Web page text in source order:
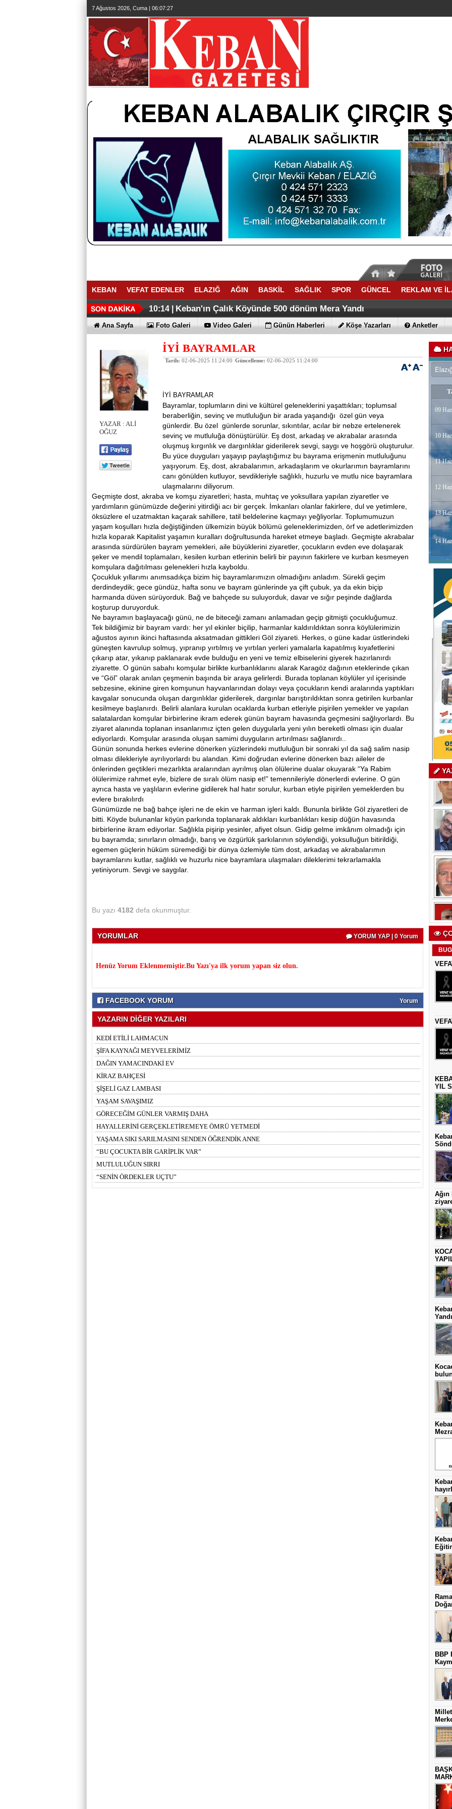
7 Ağustos 2026, Cuma | 06:07:28
KEBAN VEFAT EDENLER ELAZIĞ AĞIN BASKİL SAĞLIK SPOR GÜNCEL REKLAM VE
16:27 |ELAZIĞ İHRACATTA TARİH YAZDI
16:02 |Keban Emniyeti Yaz Kuran Kursunda Trafik Eğitimi verdi
10:14 | Keban'ın Çalık Köyünde 500 dönüm Mera Yandı
Ana Sayfa Foto Galeri Video Galeri Günün Haberleri Köşe Yazarları Anketler
YAZAR : ALİ
OĞUZ
İYİ BAYRAMLAR
Tarih: 02-06-2025 11:24:00 Güncelleme: 02-06-2025 11:24:00
İYİ BAYRAMLAR
Bayramlar, toplumların dini ve kültürel geleneklerini yaşattıkları; toplumsal
beraberliğin, sevinç ve mutluluğun bir arada yaşandığı özel gün veya
günlerdir. Bu özel günlerde sorunlar, sıkıntılar, acılar bir nebze ertelenerek
sevinç ve mutluluğa dönüştürülür. Eş dost, arkadaş ve akrabalar arasında
oluşmuş kırgınlık ve dargınlıklar giderilerek sevgi, saygı ve hoşgörü oluşturulur.
Bu yüce duyguları yaşayıp paylaştığımız bu bayrama erişmenin mutluluğunu
yaşıyorum. Eş, dost, akrabalarımın, arkadaşlarım ve okurlarımın bayramlarını
canı gönülden kutluyor, sevdikleriyle sağlıklı, huzurlu ve mutlu nice bayramlara
ulaşmalarını diliyorum.
Geçmişte dost, akraba ve komşu ziyaretleri; hasta, muhtaç ve yoksullara yapılan ziyaretler ve
yardımların günümüzde değerini yitirdiği acı bir gerçek. İmkanları olanlar fakirlere, dul ve yetimlere,
öksüzlere el uzatmaktan kaçarak sahillere, tatil beldelerine kaçmayı yeğliyorlar. Toplumumuzun
yaşam koşulları hızla değiştiğinden ülkemizin büyük bölümü geleneklerimizden, örf ve adetlerimizden
hızla koparak Kapitalist yaşamın kuralları doğrultusunda hareket etmeye başladı. Geçmişte akrabalar
arasında sürdürülen bayram yemekleri, aile büyüklerini ziyaretler, çocukların evden eve dolaşarak
şeker ve mendil toplamaları, kesilen kurban etlerinin belirli bir payının fakirlere ve kurban kesmeyen
komşulara dağıtılması gelenekleri hızla kayboldu.
Çocukluk yıllarımı anımsadıkça bizim hiç bayramlarımızın olmadığını anladım. Sürekli geçim
derdindeydik; gece gündüz, hafta sonu ve bayram günlerinde ya çift çubuk, ya da ekin biçip
harmanda düven sürüyorduk. Bağ ve bahçede su suluyorduk, davar ve sığır peşinde dağlarda
koşturup duruyorduk.
Ne bayramın başlayacağı günü, ne de biteceği zamanı anlamadan geçip gitmişti çocukluğumuz.
Tek bildiğimiz bir bayram vardı: her yıl ekinler biçilip, harmanlar kaldırıldıktan sonra köylülerimizin
ağustos ayının ikinci haftasında aksatmadan gittikleri Göl ziyareti. Herkes, o güne kadar üstlerindeki
güneşten kavrulup solmuş, yıpranıp yırtılmış ve yırtılan yerleri yamalarla kapatılmış kıyafetlerini
çıkarıp atar, yıkanıp paklanarak evde bulduğu en yeni ve temiz elbiselerini giyerek hazırlanırdı
ziyarette. O günün sabahı komşular birlikte kurbanlıklarını alarak Karagöz dağının eteklerinde çıkan
ve “Göl” olarak anılan çeşmenin başında bir araya gelirlerdi. Burada toplanan köylüler yıl içerisinde
sebzesine, ekinine giren komşunun hayvanlarından dolayı veya çocukların kendi aralarında yaptıkları
kavgalar sonucunda oluşan dargınlıklar giderilerek, dargınlar barıştırıldıktan sonra getirilen kurbanlar
kesilmeye başlanırdı. Belirli alanlara kurulan ocaklarda kurban etleriyle pişirilen yemekler ve yapılan
salatalardan komşular birbirlerine ikram ederek günün bayram havasında geçmesini sağlıyorlardı. Bu
ziyaret alanında toplanan insanlarımız içten gelen duygularla yeni yılın bereketli olması için dualar
ediyorlardı. Komşular arasında oluşan samimi duyguların artırılması sağlanırdı..
Günün sonunda herkes evlerine dönerken yüzlerindeki mutluluğun bir sonraki yıl da sağ salim nasip
olması dilekleriyle ayrılıyorlardı bu alandan. Kimi doğrudan evlerine dönerken bazı aileler de
önlerinden geçtikleri mezarlıkta aralarından ayrılmış olan ölülerine dualar okuyarak “Ya Rabim
ölülerimize rahmet eyle, bizlere de sıralı ölüm nasip et!” temennileriyle dönerlerdi evlerine. O gün
ayrıca hasta ve yaşlıların evlerine gidilerek hal hatır sorulur, kurban etiyle pişirilen yemeklerden bu
evlere bırakılırdı
Günümüzde ne bağ bahçe işleri ne de ekin ve harman işleri kaldı. Bununla birlikte Göl ziyaretleri de
bitti. Köyde bulunanlar köyün parkında toplanarak aldıkları kurbanlıkları kesip düğün havasında
birbirlerine ikram ediyorlar. Sağlıkla pişirip yesinler, afiyet olsun. Gidip gelme imkânım olmadığı için
bu bayramda; sınırların olmadığı, barış ve özgürlük şarkılarının söylendiği, yoksulluğun bitirildiği,
egemen güçlerin hüküm süremediği bir dünya özlemiyle tüm dost, arkadaş ve akrabalarımın
bayramlarını kutlar, sağlıklı ve huzurlu nice bayramlara ulaşmaları dileklerimi tekrarlamakla
yetiniyorum. Sevgi ve saygılar.
Bu yazı 4182 defa okunmuştur.
YORUMLAR YORUM YAP | 0 Yorum
Henüz Yorum Eklenmemiştir.Bu Yazı'ya ilk yorum yapan siz olun.
FACEBOOK YORUM Yorum
YAZARIN DİĞER YAZILARI
KEDİ ETİLİ LAHMACUN
ŞİFA KAYNAĞI MEYVELERİMİZ
DAĞIN YAMACINDAKİ EV
KİRAZ BAHÇESİ
ŞİŞELİ GAZ LAMBASI
YAŞAM SAVAŞIMIZ
GÖRECEĞİM GÜNLER VARMIŞ DAHA
HAYALLERİNİ GERÇEKLETİREMEYE ÖMRÜ YETMEDİ
YAŞAMA SIKI SARILMASINI SENDEN ÖĞRENDİK ANNE
“BU ÇOCUKTA BİR GARİPLİK VAR”
MUTLULUĞUN SIRRI
“SENİN ÖRDEKLER UÇTU”
09
10
11
12
13
14
YIL
Ağın
Yandı
BBP